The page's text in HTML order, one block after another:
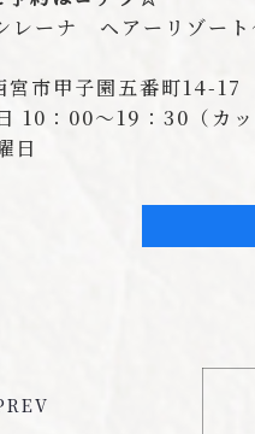
ーナ ヘアーリゾート
市甲子園五番町14-17
10：00〜19：30（カ
日